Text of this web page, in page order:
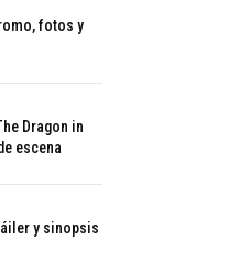
fotos y
Dragon in
escena
y sinopsis